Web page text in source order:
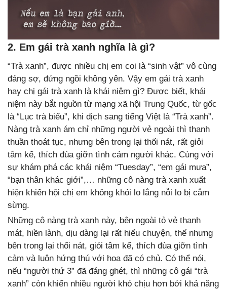
2. Em gái trà xanh nghĩa là gì?
“Trà xanh”, được nhiều chị em coi là “sinh vật” vô cùng
đáng sợ, đứng ngồi không yên. Vậy em gái trà xanh
hay chị gái trà xanh là khái niệm gì? Được biết, khái
niệm này bắt nguồn từ mạng xã hội Trung Quốc, từ gốc
là “Lục trà biểu”, khi dịch sang tiếng Việt là “Trà xanh”.
Nàng trà xanh ám chỉ những người vẻ ngoài thì thanh
thuần thoát tục, nhưng bên trong lại thối nát, rất giỏi
tâm kế, thích đùa giỡn tình cảm người khác. Cùng với
sự khám phá các khái niệm “Tuesday”, “em gái mưa”,
“bạn thân khác giới”,… những cô nàng trà xanh xuất
hiện khiến hội chị em không khỏi lo lắng nỗi lo bị cắm
sừng.
Những cô nàng trà xanh này, bên ngoài tỏ vẻ thanh
mát, hiền lành, dịu dàng lại rất hiểu chuyện, thế nhưng
bên trong lại thối nát, giỏi tâm kế, thích đùa giỡn tình
cảm và luôn hứng thú với hoa đã có chủ. Có thể nói,
nếu “người thứ 3” đã đáng ghét, thì những cô gái “trà
xanh” còn khiến nhiều người khó chịu hơn bởi khả năng